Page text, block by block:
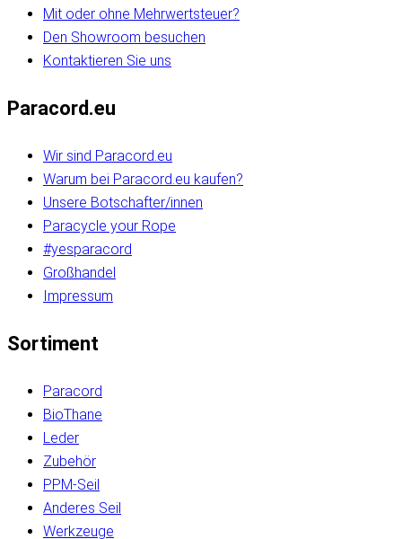
Mit oder ohne Mehrwertsteuer?
Den Showroom besuchen
Kontaktieren Sie uns
Paracord.eu
Wir sind Paracord.eu
Warum bei Paracord.eu kaufen?
Unsere Botschafter/innen
Paracycle your Rope
#yesparacord
Großhandel
Impressum
Sortiment
Paracord
BioThane
Leder
Zubehör
PPM-Seil
Anderes Seil
Werkzeuge